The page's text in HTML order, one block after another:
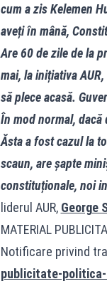
cum a zis Kelemen
aveți în mână,
Are 60 de zile de la
mai, la inițiativa
să plece acasă.
În mod normal, dacă
Ăsta a fost cazul la
scaun, are șapte
constituționale, noi
liderul AUR, George
MATERIAL
Notificare privind
publicitate-politica-